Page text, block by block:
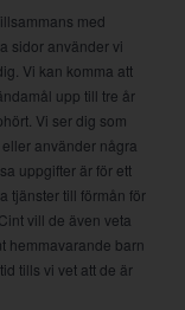
med
sidor använder vi
Vi kan komma att
upp till tre år
Vi ser dig som
använder några
uppgifter är för ett
tjänster till förmån för
vill de även veta
hemmavarande barn
tills vi vet att de är